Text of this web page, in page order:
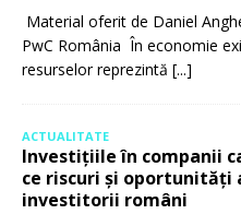
Material oferit de Daniel
PwC România În economie
resurselor reprezintă [...]
ACTUALITATE
Investițiile în companii
ce riscuri și oportunități
investitorii români